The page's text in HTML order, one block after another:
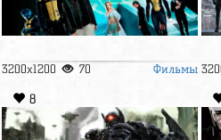
3200x1200 70 Фильмы
8